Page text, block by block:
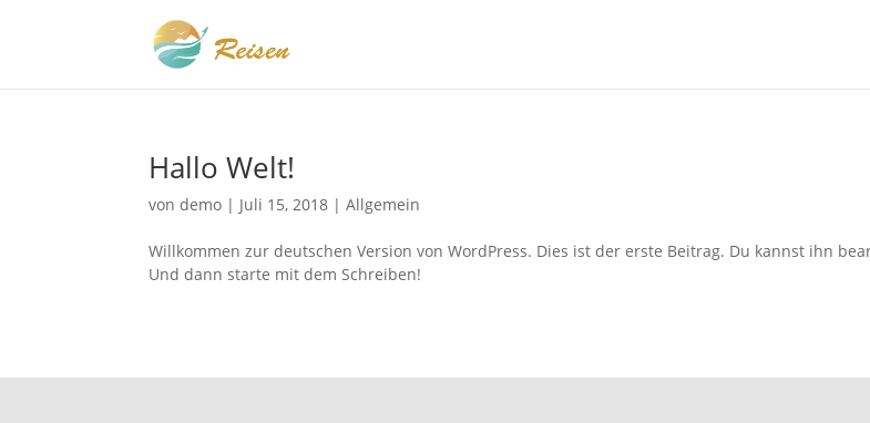
Hallo Welt!
vondemo | Juli 15, 2018 |Allgemein
Willkommen zur deutschen Version von WordPress. Dies ist der erste Beitrag. Du kannst ihn
Und dann starte mit dem Schreiben!